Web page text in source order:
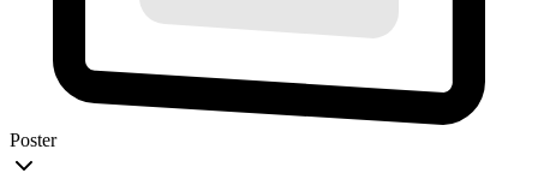
Poster